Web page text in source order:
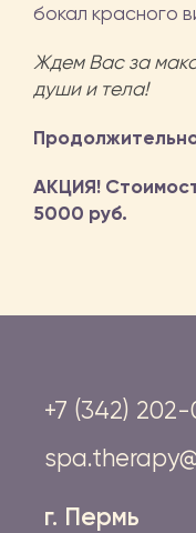
бокал красного
Ждем Вас за
души и тела!
АКЦИЯ!
5000 руб.
+7 (342)
г. Пермь